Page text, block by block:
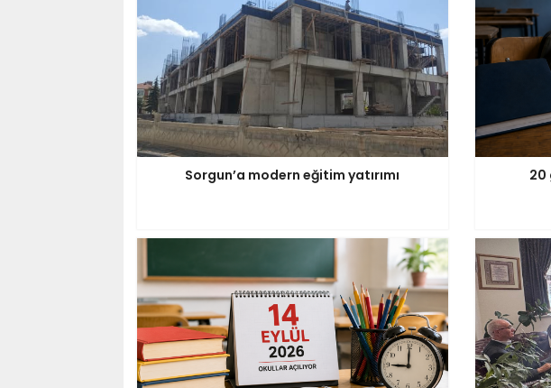
Sorgun’a modern eğitim yatırımı 20